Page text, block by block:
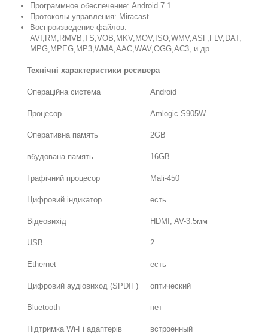
Программное обеспечение: Android 7.1.
Протоколы управления: Miracast
Воспроизведение файлов:
AVI,RM,RMVB,TS,VOB,MKV,MOV,ISO,WMV,ASF,FLV,DAT,
MPG,MPEG,MP3,WMA,AAC,WAV,OGG,AC3, и др
Технічні характеристики ресивера
Операційна система Android
Процесор Amlogic S905W
Оперативна память 2GB
вбудована память 16GB
Графічний процесор Mali-450
Цифровий індикатор есть
Відеовихід HDMI, AV-3.5мм
USB 2
Ethernet есть
Цифровий аудіовиход (SPDIF) оптический
Bluetooth нет
Підтримка Wi-Fi адаптерів встроенный